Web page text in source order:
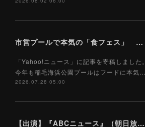
市営プールで本気の「食フェス」 プールサイドで味わえる「ご当地麺」の実力は？（Yahoo!ニュース）7/28
「Yahoo!ニュース」に記事を寄稿しました。
今年も稲毛海浜公園プールはフードに本気…
2026.07.28 05:00
【出演】『ABCニュース』（朝日放送テレビ）7/22